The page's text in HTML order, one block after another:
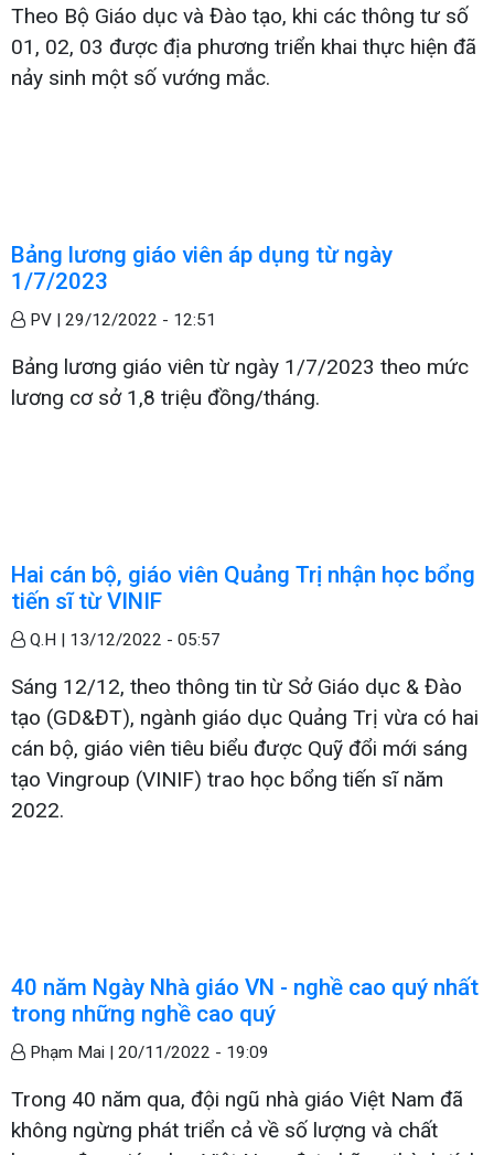
Theo Bộ Giáo dục và Đào tạo, khi các thông tư số
01, 02, 03 được địa phương triển khai thực hiện đã
nảy sinh một số vướng mắc.
Bảng lương giáo viên áp dụng từ ngày
1/7/2023
PV | 29/12/2022 - 12:51
Bảng lương giáo viên từ ngày 1/7/2023 theo mức
lương cơ sở 1,8 triệu đồng/tháng.
Hai cán bộ, giáo viên Quảng Trị nhận học bổng
tiến sĩ từ VINIF
Q.H | 13/12/2022 - 05:57
Sáng 12/12, theo thông tin từ Sở Giáo dục & Đào
tạo (GD&ĐT), ngành giáo dục Quảng Trị vừa có hai
cán bộ, giáo viên tiêu biểu được Quỹ đổi mới sáng
tạo Vingroup (VINIF) trao học bổng tiến sĩ năm
2022.
40 năm Ngày Nhà giáo VN - nghề cao quý nhất
trong những nghề cao quý
Phạm Mai | 20/11/2022 - 19:09
Trong 40 năm qua, đội ngũ nhà giáo Việt Nam đã
không ngừng phát triển cả về số lượng và chất